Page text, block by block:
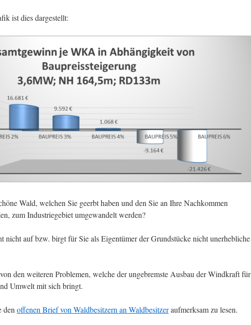
ist dies dargestellt:
Wald, welchen Sie geerbt haben und den Sie an Ihre Nachkommen
zum Industriegebiet umgewandelt werden?
nicht auf bzw. birgt für Sie als Eigentümer der Grundstücke nicht unerhebliche
den weiteren Problemen, welche der ungebremste Ausbau der Windkraft für
Umwelt mit sich bringt.
den offenen Brief von Waldbesitzern an Waldbesitzeraufmerksam zu lesen.